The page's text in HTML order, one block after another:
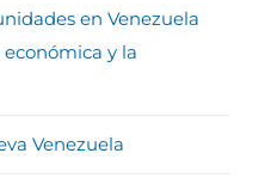
en Venezuela
y la
Venezuela